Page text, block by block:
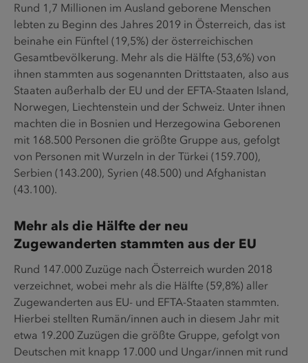
Rund 1,7 Millionen im Ausland geborene Menschen
lebten zu Beginn des Jahres 2019 in Österreich, das ist
beinahe ein Fünftel (19,5%) der österreichischen
Gesamtbevölkerung. Mehr als die Hälfte (53,6%) von
ihnen stammten aus sogenannten Drittstaaten, also aus
Staaten außerhalb der EU und der EFTA-Staaten Island,
Norwegen, Liechtenstein und der Schweiz. Unter ihnen
machten die in Bosnien und Herzegowina Geborenen
mit 168.500 Personen die größte Gruppe aus, gefolgt
von Personen mit Wurzeln in der Türkei (159.700),
Serbien (143.200), Syrien (48.500) und Afghanistan
(43.100).
Mehr als die Hälfte der neu
Zugewanderten stammten aus der EU
Rund 147.000 Zuzüge nach Österreich wurden 2018
verzeichnet, wobei mehr als die Hälfte (59,8%) aller
Zugewanderten aus EU- und EFTA-Staaten stammten.
Hierbei stellten Rumän/innen auch in diesem Jahr mit
etwa 19.200 Zuzügen die größte Gruppe, gefolgt von
Deutschen mit knapp 17.000 und Ungar/innen mit rund